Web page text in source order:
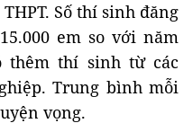
Số thí sinh đăng
em so với năm
thêm thí sinh từ các
Trung bình mỗi
vọng.